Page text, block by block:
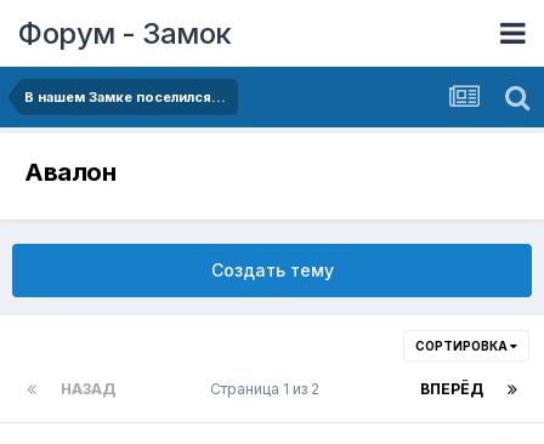
Форум - Замок
В нашем Замке поселился...
Авалон
Создать тему
СОРТИРОВКА
НАЗАД ВПЕРЁД
Страница 1 из 2